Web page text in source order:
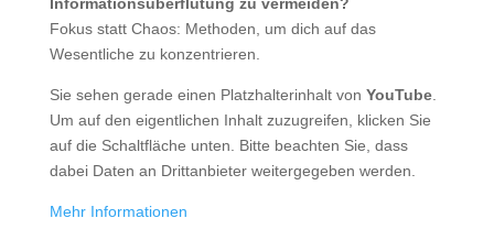
Fokus statt Chaos: Methoden, um dich auf das
Wesentliche zu konzentrieren.
Sie sehen gerade einen Platzhalterinhalt von YouTube.
Um auf den eigentlichen Inhalt zuzugreifen, klicken Sie
auf die Schaltfläche unten. Bitte beachten Sie, dass
dabei Daten an Drittanbieter weitergegeben werden.
Mehr Informationen